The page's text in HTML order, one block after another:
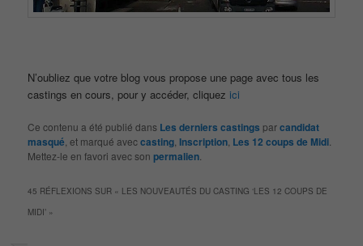
N’oubliez que votre blog vous propose une page avec tous les
castings en cours, pour y accéder, cliquez ici
Ce contenu a été publié dans Les derniers castings parcandidat
masqué , et marqué aveccasting Inscription Les 12 coups de Midi
Mettez-le en favori avec sonpermalien
45 RÉFLEXIONS SUR « LES NOUVEAUTÉS DU CASTING ‘LES 12 COUPS DE
MIDI’ »